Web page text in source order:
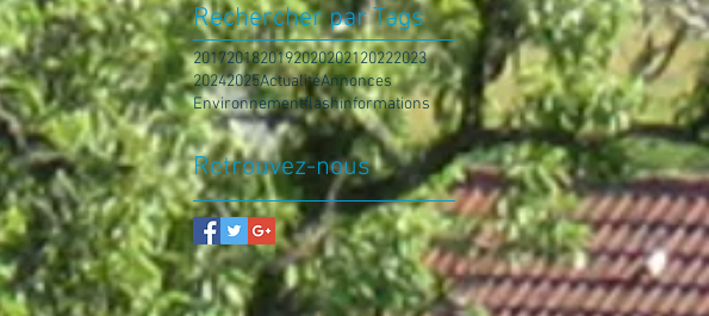
2017201820192020202120222023
20242025ActualitéAnnonces
Environnementflashinformations
Retrouvez-nous
Rechercher par Tags